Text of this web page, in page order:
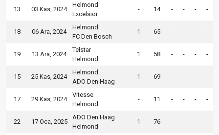
13 03 Kas, 2024
Helmond
Excelsior
- 14 - - - -
18 06 Ara, 2024
Helmond
FC Den Bosch
1 65 - - - -
19 13 Ara, 2024
Telstar
Helmond
1 58 - - - -
15 25 Kas, 2024
Helmond
ADO Den Haag
1 69 - - - -
17 29 Kas, 2024
Vitesse
Helmond
- 11 - - - -
22 17 Oca, 2025
ADO Den Haag
Helmond
1 76 - - - -